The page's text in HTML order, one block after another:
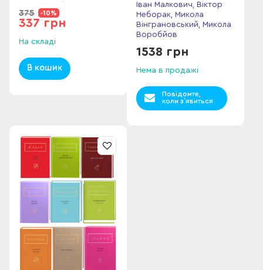
375 -10%
337 грн
На складі
В кошик
Іван Малкович, Віктор
Неборак, Микола
Вінграновський, Микола
Воробйов
1538 грн
Нема в продажі
Повідомте,
коли з`явиться